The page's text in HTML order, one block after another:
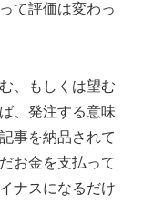
て評価は変わっ
、もしくは望む
、発注する意味
事を納品されて
お金を支払って
ナスになるだけ